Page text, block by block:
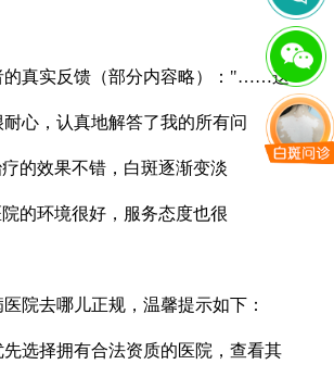
的真实反馈（部分内容略）："……这
心，认真地解答了我的所有问
效果不错，白斑逐渐变淡
环境很好，服务态度也很
院去哪儿正规，温馨提示如下：
先选择拥有合法资质的医院，查看其